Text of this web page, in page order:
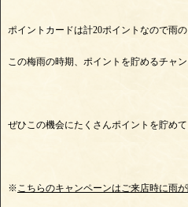
ポイントカードは計20ポイントなので雨
この梅雨の時期、ポイントを貯めるチャ
ぜひこの機会にたくさんポイントを貯め
※こちらのキャンペーンはご来店時に雨